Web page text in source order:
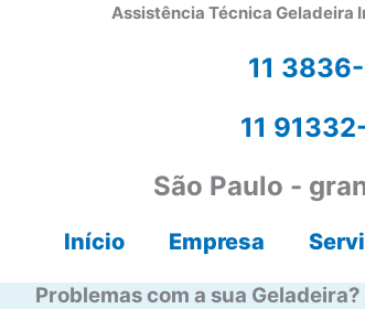
Assistência Técnica Geladeira
11
11
São Paulo -
Início Empresa
Problemas com a sua